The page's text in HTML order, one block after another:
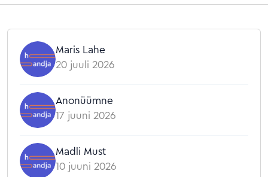
Maris Lahe
20 juuli 2026
Anonüümne
17 juuni 2026
Madli Must
10 juuni 2026